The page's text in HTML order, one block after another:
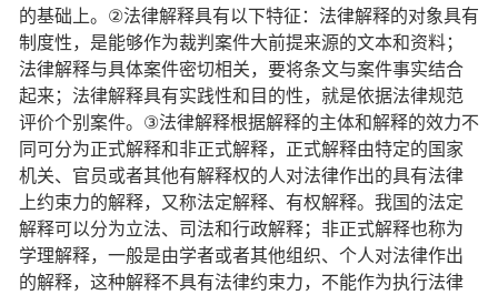
的基础上。 ②法律解释具有以下特征：法律解释的对象具有
制度性，是能够作为裁判案件大前提来源的文本和资料；
法律解释与具体案件密切相关，要将条文与案件事实结合
起来；法律解释具有实践性和目的性，就是依据法律规范
评价个别案件。 ③法律解释根据解释的主体和解释的效力不
同可分为正式解释和非正式解释，正式解释由特定的国家
机关、官员或者其他有解释权的人对法律作出的具有法律
上约束力的解释，又称法定解释、有权解释。我国的法定
解释可以分为立法、司法和行政解释；非正式解释也称为
学理解释，一般是由学者或者其他组织、个人对法律作出
的解释，这种解释不具有法律约束力，不能作为执行法律